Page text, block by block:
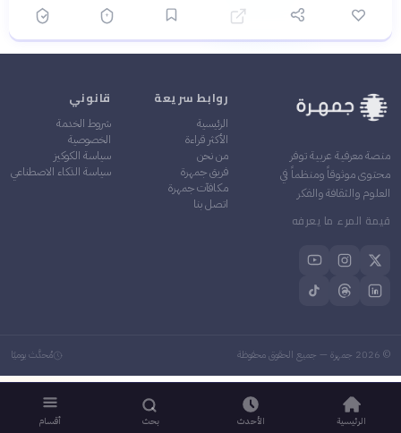
والسيميولوجيا لقراءة النص
✓أهمية تاريخية: الكتاب وثيقة
منصة معرفية عربية توفر
محتوى موثوقاً ومنظماً في
العلوم والثقافة والفكر
قيمة المرء ما يعرفه
روابط سريعة
الرئيسية
الأكثر قراءة
من نحن
فريق جمهرة
مكافآت جمهرة
اتصل بنا
قانوني
شروط الخدمة
الخصوصية
سياسة الكوكيز
سياسة الذكاء الاصطناعي
©
2026 جمهرة — جميع الحقوق محفوظة مُحدَّث يوميًا
الرئيسية الأحدث بحث أقسام